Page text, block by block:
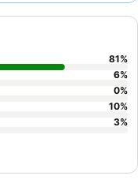
81%
6%
0%
10%
3%